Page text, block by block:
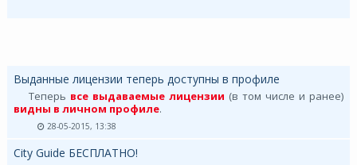
Выданные лицензии теперь доступны в профиле
Теперь все выдаваемые лицензии (в том числе и ранее)
видны в личном профиле.
28-05-2015, 13:38
City Guide БЕСПЛАТНО!